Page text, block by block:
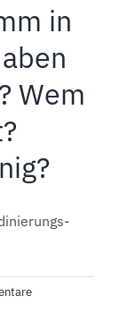
in
Wem